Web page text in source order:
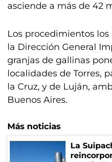
asciende a más de 42
Los procedimientos los
la Dirección General
granjas de gallinas
localidades de Torres,
la Cruz, y de Luján,
Buenos Aires.
Más noticias
La